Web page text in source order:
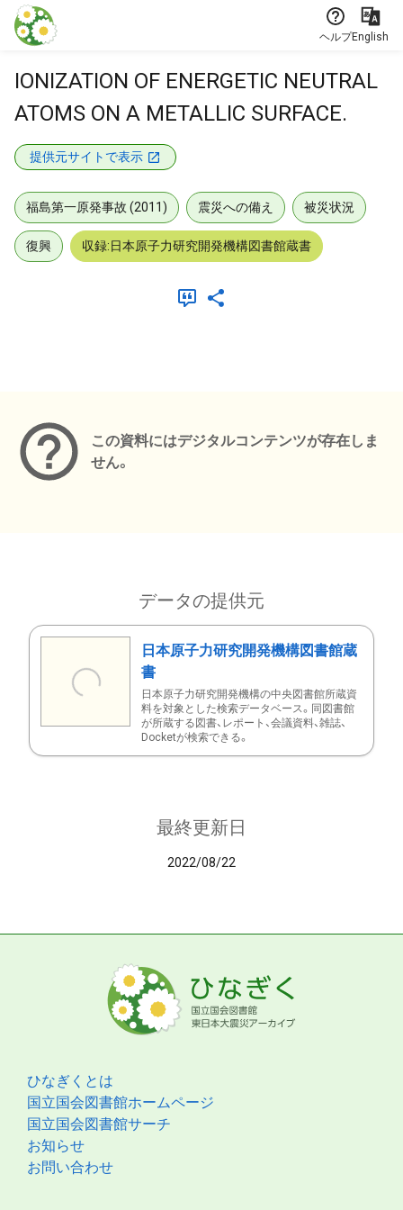
本文に飛ぶ
ヘルプEnglish
IONIZATION OF ENERGETIC NEUTRAL
ATOMS ON A METALLIC SURFACE.
提供元サイトで表示
福島第一原発事故 (2011) 震災への備え 被災状況
復興 収録:日本原子力研究開発機構図書館蔵書
この資料にはデジタルコンテンツが存在しま
せん。
データの提供元
日本原子力研究開発機構図書館蔵
書
日本原子力研究開発機構の中央図書館所蔵資
料を対象とした検索データベース。同図書館
が所蔵する図書、レポート、会議資料、雑誌、
Docketが検索できる。
最終更新日
2022/08/22
ひなぎくとは
国立国会図書館ホームページ
国立国会図書館サーチ
お知らせ
お問い合わせ